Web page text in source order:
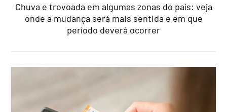
Chuva e trovoada em algumas zonas do país: veja
onde a mudança será mais sentida e em que
período deverá ocorrer